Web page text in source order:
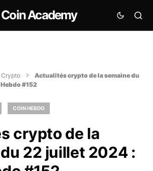
Coin Academy
Actualités crypto de la semaine du
#152
COIN HEBDO
crypto de la
22 juillet 2024 :